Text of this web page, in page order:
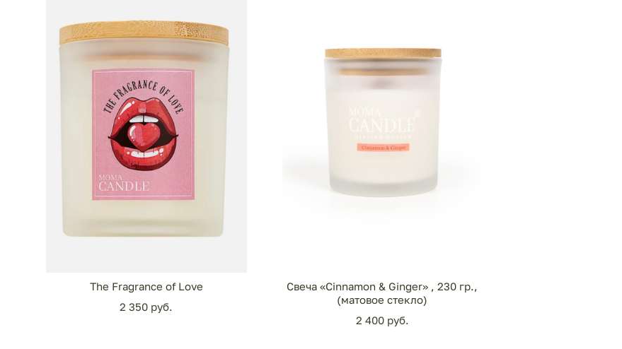
The Fragrance of Love
2 350 pуб.
Свеча «Cinnamon & Ginger» , 230 гр.,
(матовое стекло)
2 400 pуб.